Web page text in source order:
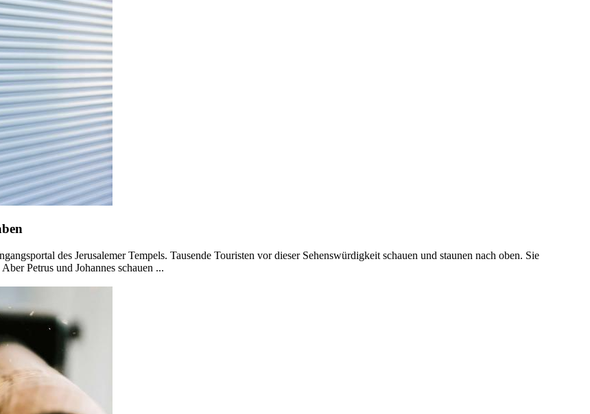
des Jerusalemer Tempels. Tausende Touristen vor dieser Sehenswürdigkeit schauen und staunen nach oben. Sie
Petrus und Johannes schauen ...